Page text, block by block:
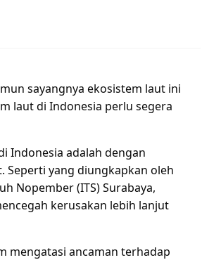
sayangnya ekosistem laut ini
laut di Indonesia perlu segera
Indonesia adalah dengan
Seperti yang diungkapkan oleh
Nopember (ITS) Surabaya,
kerusakan lebih lanjut
mengatasi ancaman terhadap